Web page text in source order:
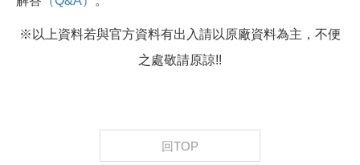
※以上資料若與官方資料有出入請以原廠資料為主，不便
之處敬請原諒!!
回TOP